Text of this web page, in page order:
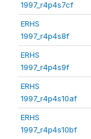
1997_r4p4s7cf
ERHS
1997_r4p4s8f
ERHS
1997_r4p4s9f
ERHS
1997_r4p4s10af
ERHS
1997_r4p4s10bf